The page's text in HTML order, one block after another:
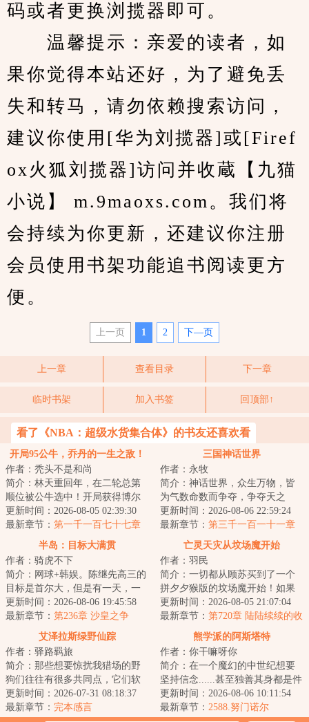
码或者更换浏揽器即可。
温馨提示：亲爱的读者，如
果你觉得本站还好，为了避免丢
失和转马，请勿依赖搜索访问，
建议你使用[华为刘揽器]或[Firef
ox火狐刘揽器]访问并收蔵【九猫
小说】 m.9maoxs.com。我们将
会持续为你更新，还建议你注册
会员使用书架功能追书阅读更方
便。
上一页 1 2 下—页
上一章 查看目录 下一章
临时书架 加入书签 回顶部↑
看了《NBA：超级水货集合体》的书友还喜欢看
开局95公牛，乔丹的一生之敌！
作者：秃头不是和尚
简介：林天重回年，在二轮总第
顺位被公牛选中！开局获得博尔
特、汤姆·布拉迪、梅威瑟三人天
赋技术！于是...
更新时间：2026-08-05 02:39:30
最新章节： 第一千一百七十七章
球迷没变，但球队风格变了！
三国神话世界
作者：永牧
简介：神话世界，众生万物，皆
为气数命数而争夺，争夺天之
运，臣之运，道之运，争为人上
人，但求长生不死...
更新时间：2026-08-06 22:59:24
最新章节： 第三千一百一十一章
【迎天子还洛阳】
半岛：目标大满贯
作者：骑虎不下
简介：网球+韩娱。陈继先高三的
目标是首尔大，但是有一天，一
个网球大师系统劫持了他。不练
球？卖你游戏...
更新时间：2026-08-06 19:45:58
最新章节： 第236章 沙皇之争
亡灵天灾从坟场魔开始
作者：羽民
简介：一切都从顾苏买到了一个
拼夕夕猴版的坟场魔开始！如果
不想死在游戏里，就要想办法拼
命！拾荒、战斗...
更新时间：2026-08-05 21:07:04
最新章节： 第720章 陆陆续续的收
获（加更求全订）
艾泽拉斯绿野仙踪
作者：驿路羁旅
简介：那些想要惊扰我猎场的野
狗们往往有很多共同点，它们软
弱、鲁莽、怯懦...甚至不好吃，可
在大自然的...
更新时间：2026-07-31 08:18:37
最新章节： 完本感言
熊学派的阿斯塔特
作者：你干嘛呀你
简介：在一个魔幻的中世纪想要
坚持信念......甚至独善其身都是件
难事。因为这里的平民并不淳
朴，他们愚昧...
更新时间：2026-08-06 10:11:54
最新章节： 2588.努门诺尔